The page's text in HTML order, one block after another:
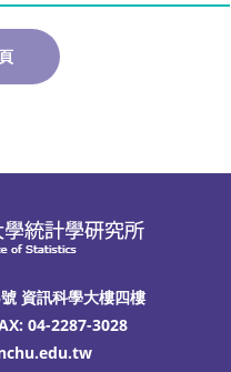
資訊科學大樓四樓
04-2287-3028